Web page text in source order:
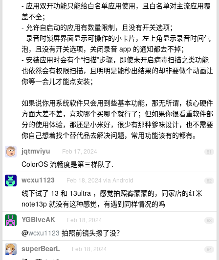
- 应用双开功能只能给白名单应用使用，且白名单对主流应用覆
盖不全；
- 允许自启动的应用有数量限制，且没有开关选项；
- 录音时锁屏界面显示可操作的小卡片，左上角显示录音时间气
泡，且没有开关选项，关闭录音 app 的通知都去不掉；
- 安装应用时会有个“扫描”步骤，即使未开启病毒扫描之类功能
也依然会有权限扫描，且明明是能秒出结果的却非要做个动画让
你等一会儿才能点安装；
如果说你用系统软件只会用到些基本功能，那无所谓，核心硬件
方面大差不差，喜欢哪个买哪个就行了；但如果你很看重软件部
分的使用体验，那还是小米好，很少有那种爹味设计，也不需要
你自己想着找个替代品去解决问题，常用功能该有的都有。
61
jqtmviyu Feb 17, 2024
ColorOS 流畅度是第三梯队了.
62
wcxu1123 Feb 18, 2024 via Android
线下试了 13 和 13ultra ，感觉拍照雾蒙蒙的，同家店的红米
note13p 就没有这种感觉，有遇到同样情况的吗
63
YGBlvcAK Feb 18, 2024
@wcxu1123 拍照前镜头擦了没？
64
superBearL Feb 18, 2024